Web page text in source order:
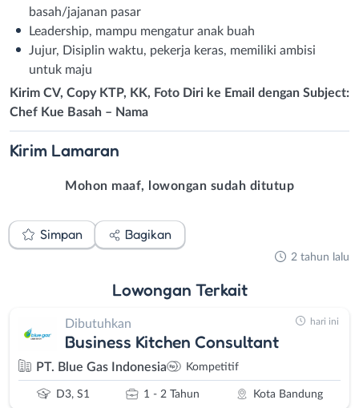
basah/jajanan pasar
Leadership, mampu mengatur anak buah
Jujur, Disiplin waktu, pekerja keras, memiliki ambisi
untuk maju
Kirim CV, Copy KTP, KK, Foto Diri ke Email dengan Subject:
Chef Kue Basah – Nama
Kirim Lamaran
Mohon maaf, lowongan sudah ditutup
Simpan Bagikan
2 tahun lalu
Lowongan Terkait
Dibutuhkan
Business Kitchen Consultant
PT. Blue Gas Indonesia Kompetitif
D3, S1 1 - 2 Tahun Kota Bandung
hari ini